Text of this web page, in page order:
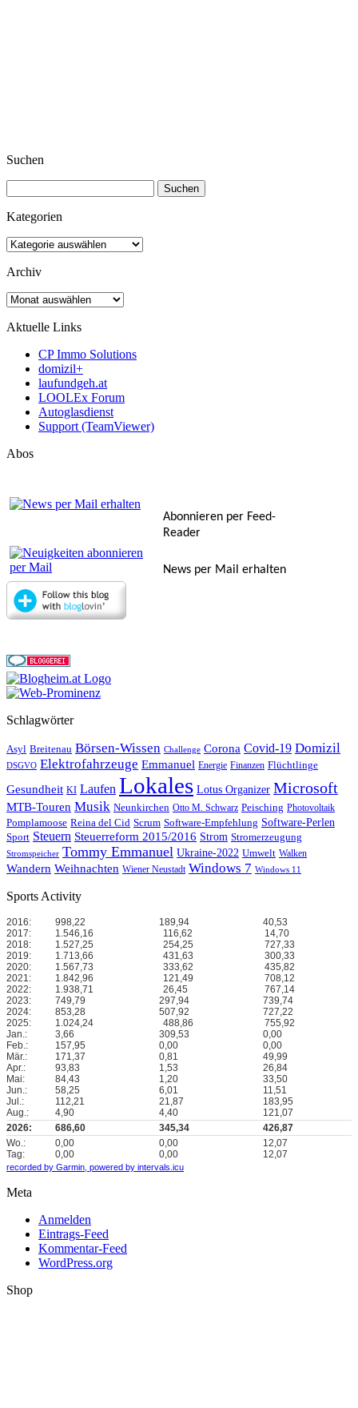
Suchen
nach:
Kategorien
Kategorien
Archiv
Archiv
Aktuelle Links
CP Immo Solutions
domizil+
laufundgeh.at
LOOLEx Forum
Autoglasdienst
Support (TeamViewer)
Abos
Abonnieren per Feed-
Reader
News per Mail erhalten
Schlagwörter
Asyl Breitenau Börsen-Wissen Challenge Corona Covid-19 Domizil
DSGVO Elektrofahrzeuge Emmanuel Energie Finanzen Flüchtlinge
Gesundheit KI Laufen Lokales Lotus Organizer Microsoft
MTB-Touren Musik Neunkirchen Otto M. Schwarz Peisching Photovoltaik
Pomplamoose Reina del Cid Scrum Software-Empfehlung Software-Perlen
Sport Steuern Steuerreform 2015/2016 Strom Stromerzeugung
Stromspeicher Tommy Emmanuel Ukraine-2022 Umwelt Walken
Wandern Weihnachten Wiener Neustadt Windows 7 Windows 11
Sports Activity
2016: 998,22 189,94
40,53
2017:
1.546,16 116,62
14,70
2018:
1.527,25 254,25
727,33
2019:
1.713,66 431,63
300,33
2020:
1.567,73 333,62
435,82
2021:
1.842,96 121,49
708,12
2022:
1.938,71 26,45
767,14
2023:
749,79 297,94
739,74
2024:
853,28 507,92
727,22
2025:
1.024,24 488,86
755,92
Jan.:
3,66 309,53
0,00
Feb.:
157,95 0,00
0,00
Mär.:
171,37 0,81
49,99
Apr.:
93,83 1,53
26,84
Mai:
84,43 1,20
33,50
Jun.:
58,25 6,01
11,51
Jul.:
112,21 21,87
183,95
Aug.:
4,90 4,40
121,07
2026:
686,60 345,34
426,87
Wo.:
0,00 0,00
12,07
Tag:
0,00 0,00 12,07
recorded by Garmin, powered by intervals.icu
Meta
Anmelden
Eintrags-Feed
Kommentar-Feed
WordPress.org
Shop